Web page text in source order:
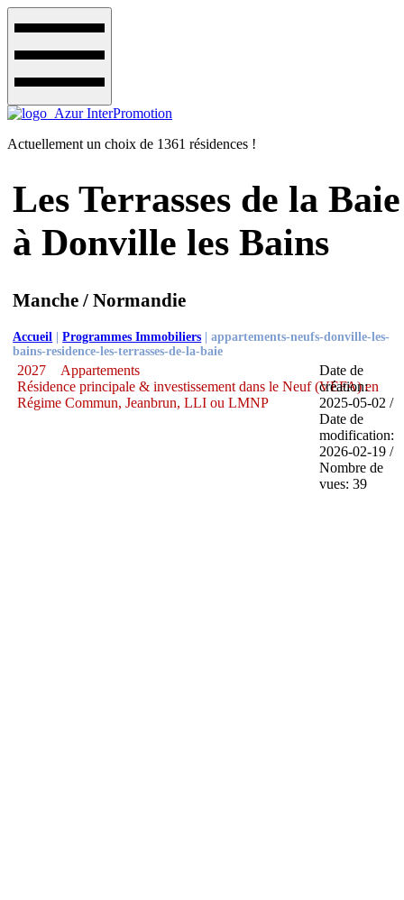
Actuellement un choix de 1361 résidences !
Les Terrasses de la Baie
à Donville les Bains
Manche / Normandie
Accueil |Programmes Immobiliers |appartements-neufs-donville-les-
bains-residence-les-terrasses-de-la-baie
2027
Appartements
Résidence principale & investissement dans le Neuf (VEFA) en
Régime Commun, Jeanbrun, LLI ou LMNP
Date de
création:
2025-05-02 /
Date de
modification:
2026-02-19 /
Nombre de
vues: 39